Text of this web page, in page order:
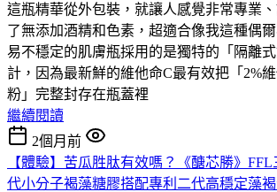
這瓶精華從外包裝，就讓人感覺非常專業
了無添加酒精和色素，超適合像我這種偶
易不穩定的肌膚瓶採用的是獨特的「隔離
計，因為最新鮮的維他命C最有效把「2%
粉」完整封存在瓶蓋裡
繼續閱讀
2個月前
【體驗】苦瓜胜肽有效嗎？《醣芯勝》
代小分子褐藻糖膠搭配專利二代高穩定藻